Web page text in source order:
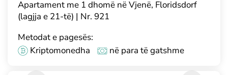
Apartament me 1 dhomë në Vjenë, Floridsdorf
(lagjja e 21-të) | Nr. 921
Metodat e pagesës:
Kriptomonedha
në para të gatshme